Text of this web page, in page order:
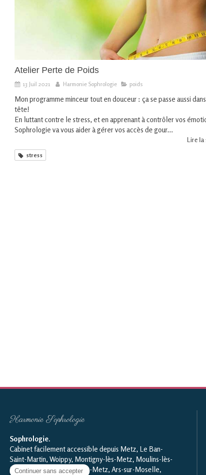
Atelier Perte de Poids
13 Juil 2021 Harmonie Sophrologie poids
Mon programme minceur tout en douceur : ça se passe aussi
tête!
En luttant contre le stress, et en apprenant à contrôler vos
Sophrologie va vous aider à gérer vos accès de gour...
Lire la
stress
Harmonie Sophrologie
Sophrologie.
Cabinet facilement accessible depuis Metz, Le Ban-
Saint-Martin, Woippy, Montigny-lès-Metz, Moulins-lès-
Metz, Marly, Maizières-lès-Metz, Ars-sur-Moselle,